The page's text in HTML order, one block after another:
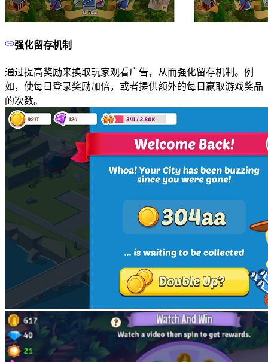
强化留存机制
通过提高奖励来换取玩家观看广告，从而强化留存机制。例
如，使每日登录奖励加倍，或者提供额外的每日赢取游戏奖品
的次数。